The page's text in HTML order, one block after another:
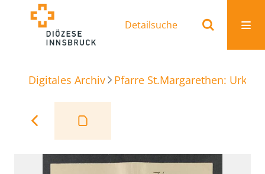
Detailsuche
Digitales Archiv Pfarre St.Margarethen: